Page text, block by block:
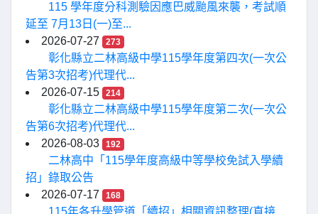
115 學年度分科測驗因應巴威颱風來襲，考試順
延至 7月13日(一)至...
2026-07-27
273
彰化縣立二林高級中學115學年度第四次(一次公
告第3次招考)代理代...
2026-07-15
214
彰化縣立二林高級中學115學年度第二次(一次公
告第6次招考)代理代...
2026-08-03
192
二林高中「115學年度高級中等學校免試入學續
招」錄取公告
2026-07-17
168
115年各升學管道「續招」相關資訊整理(直接